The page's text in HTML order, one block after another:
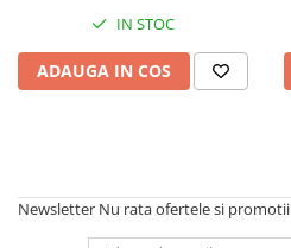
IN STOC
ADAUGA IN COS
Newsletter Nu rata ofertele si